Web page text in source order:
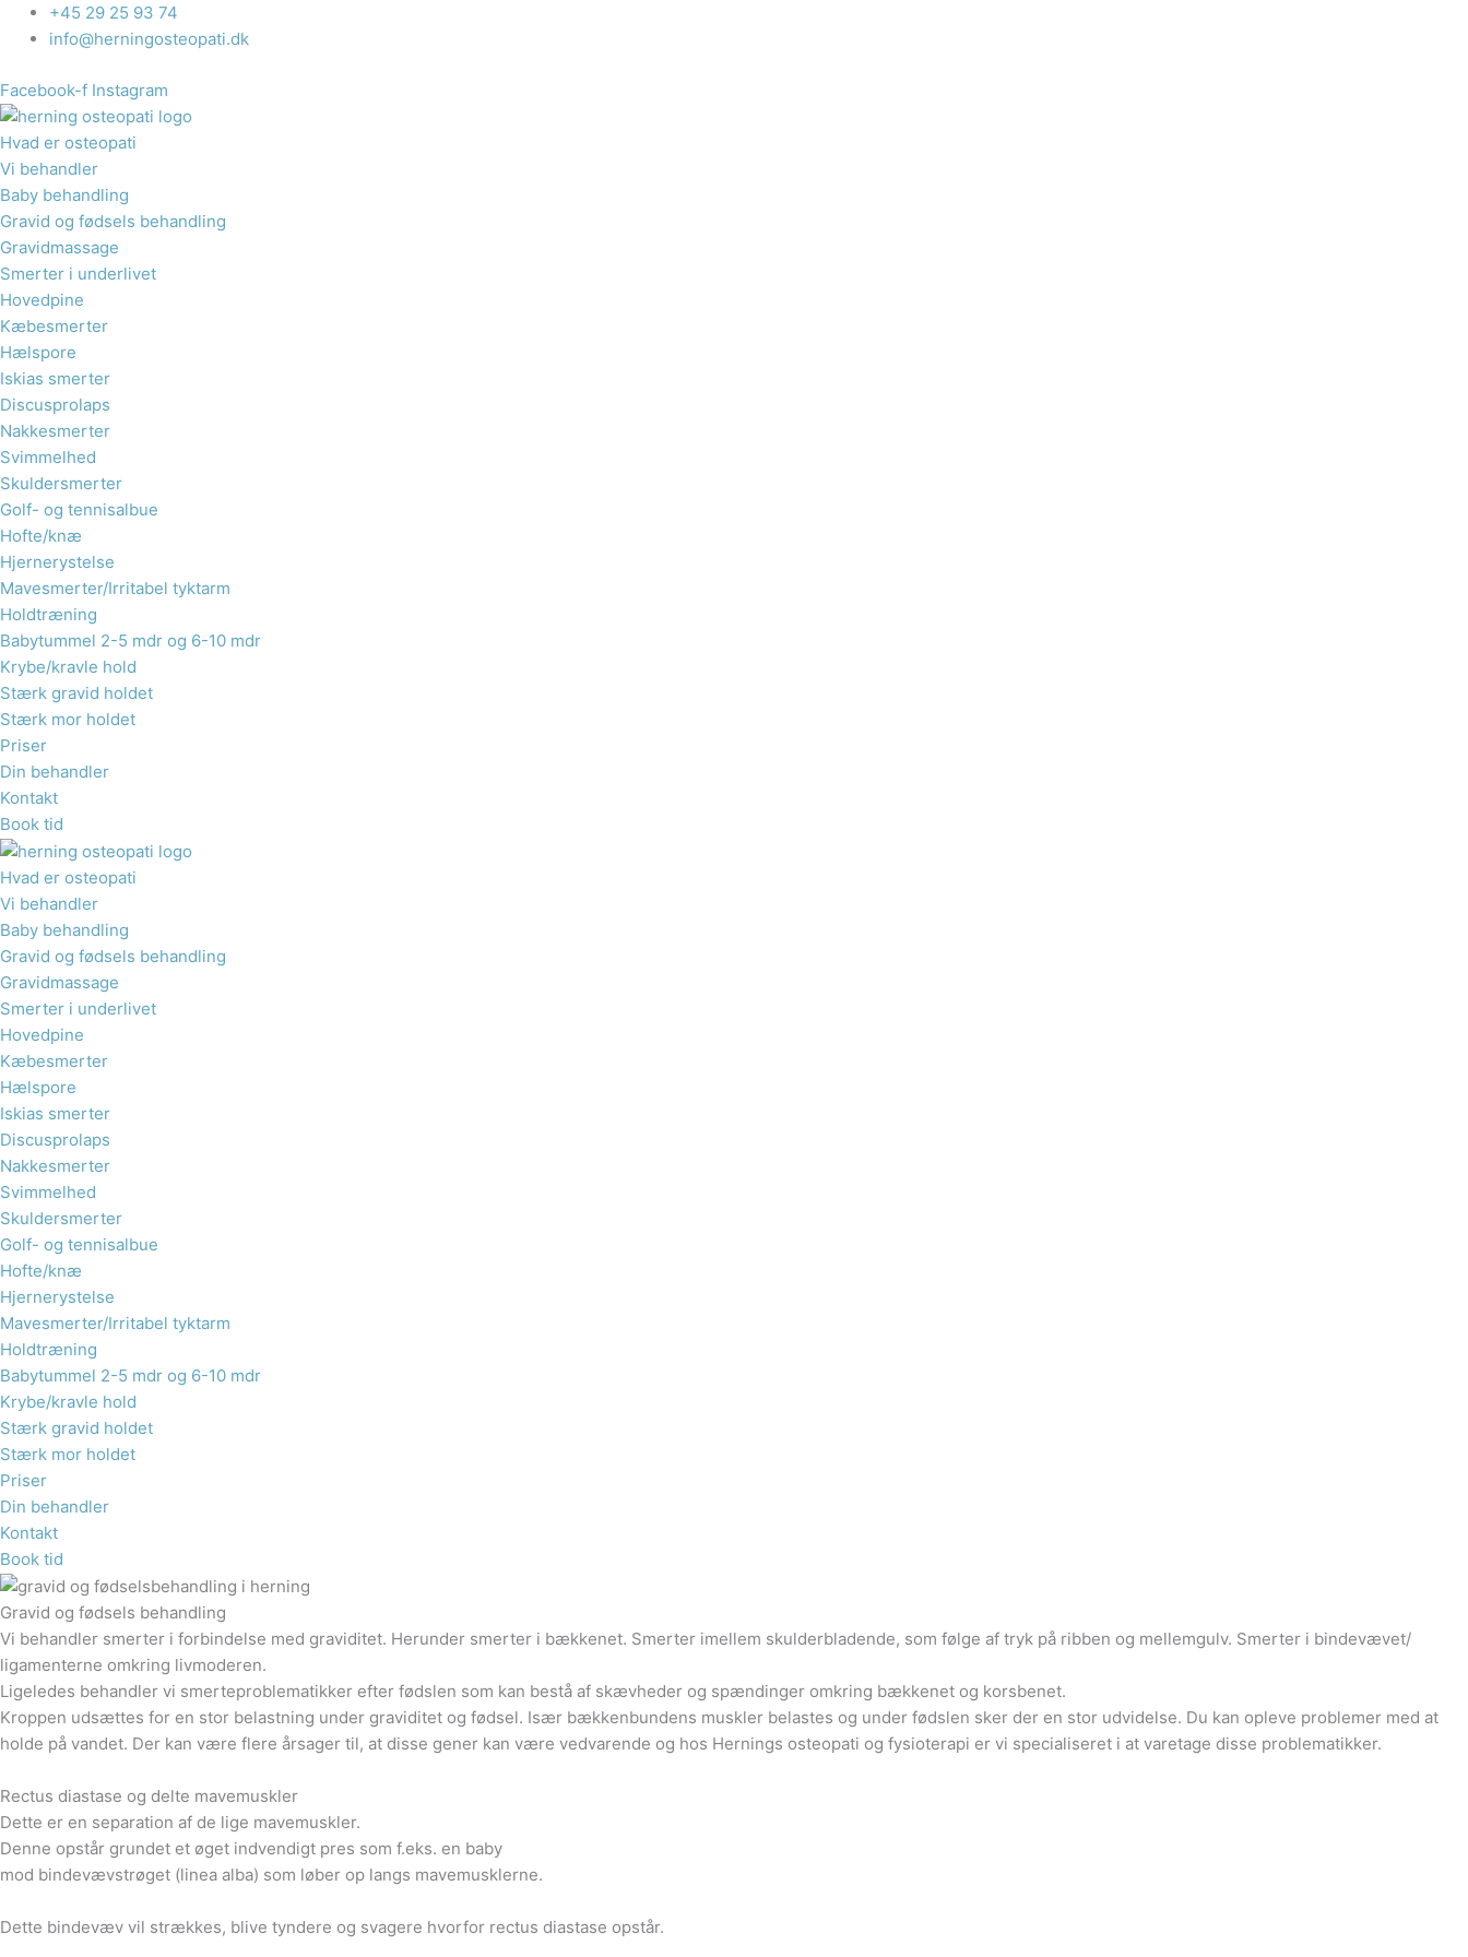
+45 29 25 93 74
info@herningosteopati.dk
Facebook-f Instagram
Hvad er osteopati
Vi behandler
Baby behandling
Gravid og fødsels behandling​
Gravidmassage
Smerter i underlivet
Hovedpine
Kæbesmerter
Hælspore​
Iskias smerter
Discusprolaps
Nakkesmerter
Svimmelhed
Skuldersmerter
Golf- og tennisalbue
Hofte/knæ
Hjernerystelse
Mavesmerter/Irritabel tyktarm
Holdtræning
Babytummel 2-5 mdr og 6-10 mdr
Krybe/kravle hold
Stærk gravid holdet
Stærk mor holdet
Priser
Din behandler
Kontakt
Book tid
Hvad er osteopati
Vi behandler
Baby behandling
Gravid og fødsels behandling​
Gravidmassage
Smerter i underlivet
Hovedpine
Kæbesmerter
Hælspore​
Iskias smerter
Discusprolaps
Nakkesmerter
Svimmelhed
Skuldersmerter
Golf- og tennisalbue
Hofte/knæ
Hjernerystelse
Mavesmerter/Irritabel tyktarm
Holdtræning
Babytummel 2-5 mdr og 6-10 mdr
Krybe/kravle hold
Stærk gravid holdet
Stærk mor holdet
Priser
Din behandler
Kontakt
Book tid
Gravid og fødsels behandling
Vi behandler smerter i forbindelse med graviditet. Herunder smerter i bækkenet. Smerter imellem skulderbladende, som følge af tryk på ribben og mellemgulv. Smerter i bindevævet/
ligamenterne omkring livmoderen.
Ligeledes behandler vi smerteproblematikker efter fødslen som kan bestå af skævheder og spændinger omkring bækkenet og korsbenet.
Kroppen udsættes for en stor belastning under graviditet og fødsel. Især bækkenbundens muskler belastes og under fødslen sker der en stor udvidelse. Du kan opleve problemer med at
holde på vandet. Der kan være flere årsager til, at disse gener kan være vedvarende og hos Hernings osteopati og fysioterapi er vi specialiseret i at varetage disse problematikker.
Rectus diastase og delte mavemuskler
Dette er en separation af de lige mavemuskler.
Denne opstår grundet et øget indvendigt pres som f.eks. en baby
mod bindevævstrøget (linea alba) som løber op langs mavemusklerne.
Dette bindevæv vil strækkes, blive tyndere og svagere hvorfor rectus diastase opstår.